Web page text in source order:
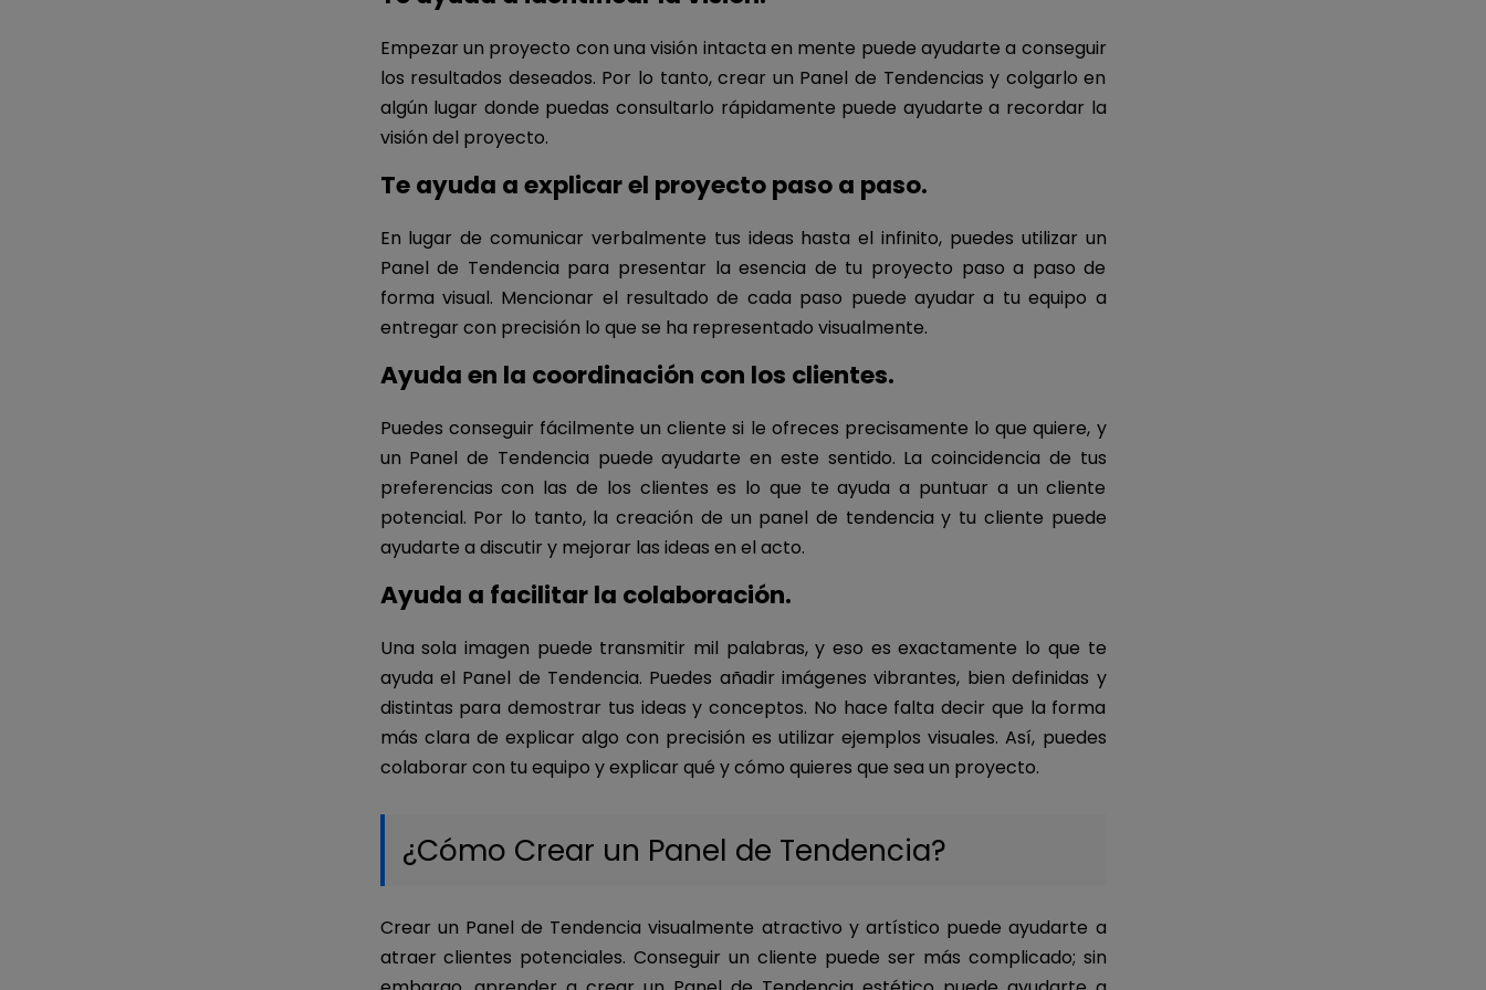
Empezar un proyecto con una visión intacta en mente puede ayudarte a conseguir
los resultados deseados. Por lo tanto, crear un Panel de Tendencias y colgarlo en
algún lugar donde puedas consultarlo rápidamente puede ayudarte a recordar la
visión del proyecto.
Te ayuda a explicar el proyecto paso a paso.
En lugar de comunicar verbalmente tus ideas hasta el infinito, puedes utilizar un
Panel de Tendencia para presentar la esencia de tu proyecto paso a paso de
forma visual. Mencionar el resultado de cada paso puede ayudar a tu equipo a
entregar con precisión lo que se ha representado visualmente.
Ayuda en la coordinación con los clientes.
Puedes conseguir fácilmente un cliente si le ofreces precisamente lo que quiere, y
un Panel de Tendencia puede ayudarte en este sentido. La coincidencia de tus
preferencias con las de los clientes es lo que te ayuda a puntuar a un cliente
potencial. Por lo tanto, la creación de un panel de tendencia y tu cliente puede
ayudarte a discutir y mejorar las ideas en el acto.
Ayuda a facilitar la colaboración.
Una sola imagen puede transmitir mil palabras, y eso es exactamente lo que te
ayuda el Panel de Tendencia. Puedes añadir imágenes vibrantes, bien definidas y
distintas para demostrar tus ideas y conceptos. No hace falta decir que la forma
más clara de explicar algo con precisión es utilizar ejemplos visuales. Así, puedes
colaborar con tu equipo y explicar qué y cómo quieres que sea un proyecto.
¿Cómo Crear un Panel de Tendencia?
Crear un Panel de Tendencia visualmente atractivo y artístico puede ayudarte a
atraer clientes potenciales. Conseguir un cliente puede ser más complicado; sin